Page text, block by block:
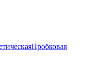
Пробковая